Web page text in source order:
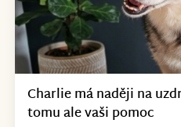
Charlie má naději na
tomu ale vaši pomoc